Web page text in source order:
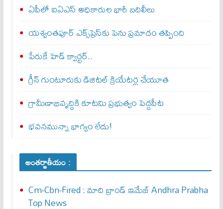
ఏపీలో ఐఏఎస్ అధికారుల భారీ బదిలీలు
యశ్వంతపూర్ ఎక్స్‌ప్రెస్‌కు పెను ప్రమాదం తప్పింది
పేరుకే హెడ్ క్వార్టర్..
గ్రీన్ గుంటూరుకు డిజిటల్ క్రియేటర్ల చేయూత
గ్రామీణాభివృద్ధికి కూటమి ప్రభుత్వం పెద్దపీట
భవనమున్నా భాగ్యం లేదు!
అంతర్జాతీయం :
Cm-Cbn-Fired : మాది బ్రాండ్ ఇమేజ్ Andhra Prabha
Top News